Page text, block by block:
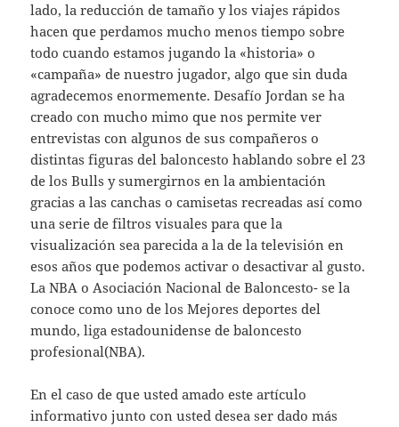
lado, la reducción de tamaño y los viajes rápidos
hacen que perdamos mucho menos tiempo sobre
todo cuando estamos jugando la «historia» o
«campaña» de nuestro jugador, algo que sin duda
agradecemos enormemente. Desafío Jordan se ha
creado con mucho mimo que nos permite ver
entrevistas con algunos de sus compañeros o
distintas figuras del baloncesto hablando sobre el 23
de los Bulls y sumergirnos en la ambientación
gracias a las canchas o camisetas recreadas así como
una serie de filtros visuales para que la
visualización sea parecida a la de la televisión en
esos años que podemos activar o desactivar al gusto.
La NBA o Asociación Nacional de Baloncesto- se la
conoce como uno de los Mejores deportes del
mundo, liga estadounidense de baloncesto
profesional(NBA).
En el caso de que usted amado este artículo
informativo junto con usted desea ser dado más